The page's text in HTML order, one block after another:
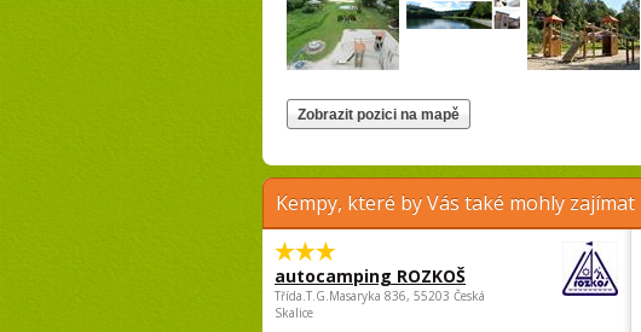
Kempy, které by Vás také mohly zajímat
autocamping ROZKOŠ
Třída.T.G.Masaryka 836, 55203 Česká
Skalice